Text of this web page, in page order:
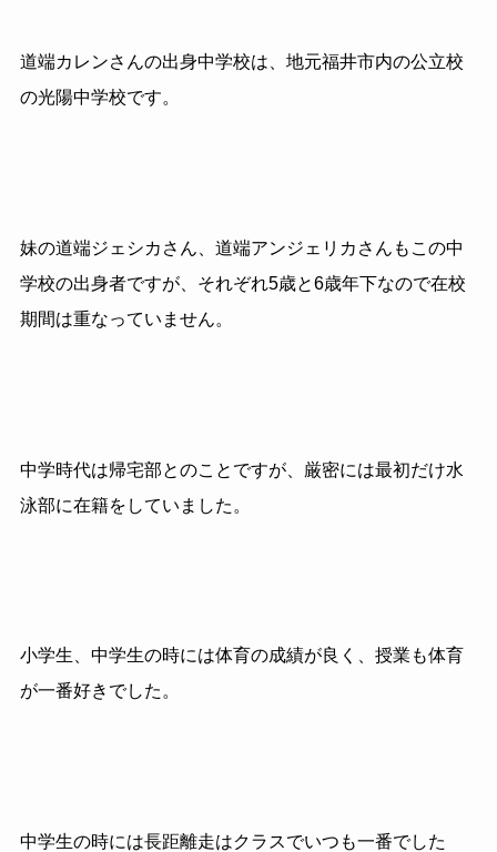
道端カレンさんの出身中学校は、地元福井市内の公立校
の光陽中学校です。
妹の道端ジェシカさん、道端アンジェリカさんもこの中
学校の出身者ですが、それぞれ5歳と6歳年下なので在校
期間は重なっていません。
中学時代は帰宅部とのことですが、厳密には最初だけ水
泳部に在籍をしていました。
小学生、中学生の時には体育の成績が良く、授業も体育
が一番好きでした。
中学生の時には長距離走はクラスでいつも一番でした